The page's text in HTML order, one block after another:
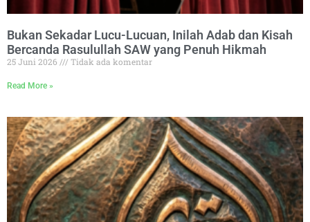
Bukan Sekadar Lucu-Lucuan, Inilah Adab dan Kisah
Bercanda Rasulullah SAW yang Penuh Hikmah
25 Juni 2026 Tidak ada komentar
Read More »